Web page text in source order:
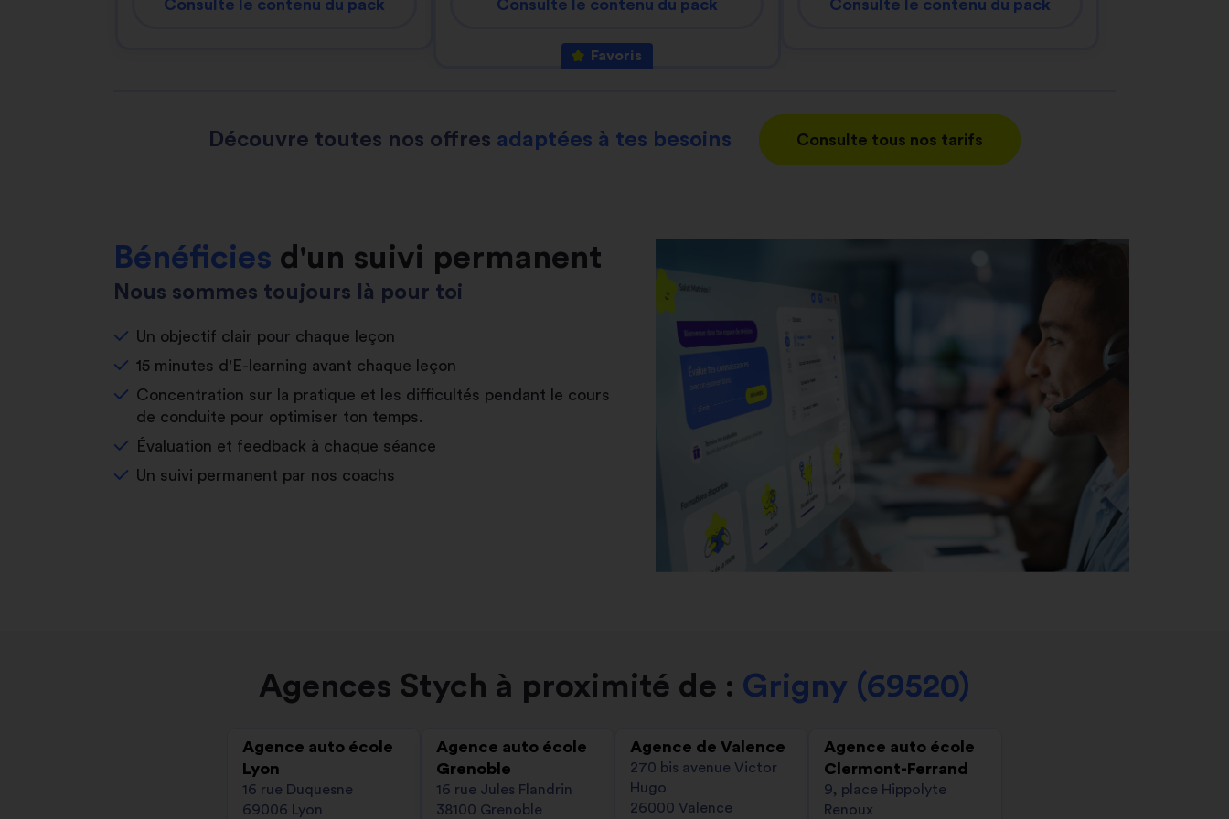
Consulte le contenu du pack Consulte le contenu du pack
Favoris
Consulte le contenu du pack
Découvre toutes nos offres adaptées à tes besoins Consulte tous nos tarifs
Bénéficies d'un suivi permanent
Nous sommes toujours là pour toi
Un objectif clair pour chaque leçon
15 minutes d'E-learning avant chaque leçon
Concentration sur la pratique et les difficultés pendant le cours
de conduite pour optimiser ton temps.
Évaluation et feedback à chaque séance
Un suivi permanent par nos coachs
Agences Stych à proximité de : Grigny (69520)
Agence auto école
Lyon
16 rue Duquesne
69006 Lyon
Agence auto école
Grenoble
16 rue Jules Flandrin
38100 Grenoble
Agence de Valence
270 bis avenue Victor
Hugo
26000 Valence
Agence auto école
Clermont-Ferrand
9, place Hippolyte
Renoux